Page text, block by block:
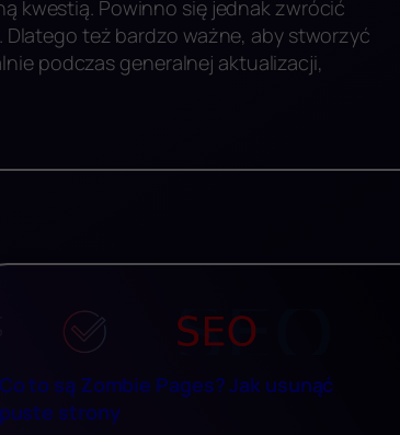
kwestią. Powinno się jednak zwrócić
też bardzo ważne, aby stworzyć
podczas generalnej aktualizacji,
Co to są Zombie Pages? Jak usunąć
puste strony